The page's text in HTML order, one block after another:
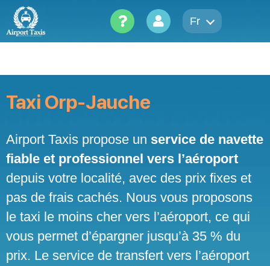
content
Fr
Taxi Orp-Jauche
Airport Taxis propose un service de navette
fiable et professionnel vers l’aéroport
depuis votre localité, avec des prix fixes et
pas de frais cachés. Nous vous proposons
le taxi le moins cher vers l’aéroport, ce qui
vous permet d’épargner jusqu’à 35 % du
prix. Le service de transfert vers l’aéroport